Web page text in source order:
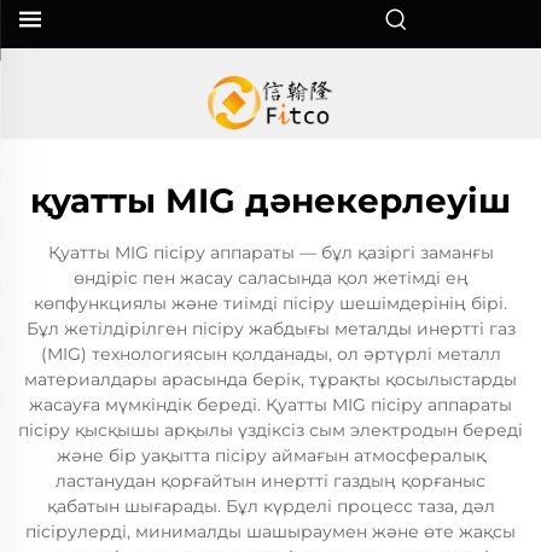
қуатты MIG дәнекерлеуіш
Қуатты MIG пісіру аппараты — бұл қазіргі заманғы
өндіріс пен жасау саласында қол жетімді ең
көпфункциялы және тиімді пісіру шешімдерінің бірі.
Бұл жетілдірілген пісіру жабдығы металды инертті газ
(MIG) технологиясын қолданады, ол әртүрлі металл
материалдары арасында берік, тұрақты қосылыстарды
жасауға мүмкіндік береді. Қуатты MIG пісіру аппараты
пісіру қысқышы арқылы үздіксіз сым электродын береді
және бір уақытта пісіру аймағын атмосфералық
ластанудан қорғайтын инертті газдың қорғаныс
қабатын шығарады. Бұл күрделі процесс таза, дәл
пісірулерді, минималды шашыраумен және өте жақсы